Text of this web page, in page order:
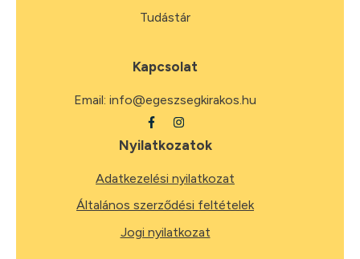
Tudástár
Kapcsolat
Email: info@egeszsegkirakos.hu
Nyilatkozatok
Adatkezelési nyilatkozat
Általános szerződési feltételek
Jogi nyilatkozat